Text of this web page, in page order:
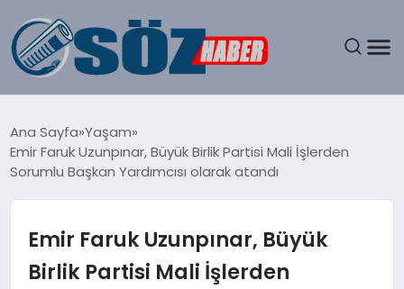
SPOR
Ana Sayfa Yaşam
Emir Faruk Uzunpınar, Büyük Birlik Partisi Mali İşlerden
Sorumlu Başkan Yardımcısı olarak atandı
Emir Faruk Uzunpınar, Büyük
Birlik Partisi Mali İşlerden